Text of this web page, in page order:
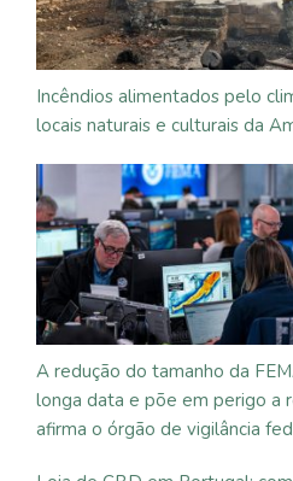
Incêndios alimentados pelo
locais naturais e culturais da
A redução do tamanho da
longa data e põe em perigo a
afirma o órgão de vigilância